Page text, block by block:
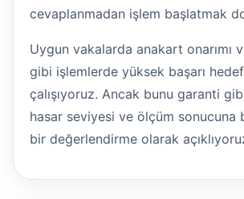
cevaplanmadan işlem başlatmak
Uygun vakalarda anakart onarımı
gibi işlemlerde yüksek başarı
çalışıyoruz. Ancak bunu garanti
hasar seviyesi ve ölçüm sonucuna
bir değerlendirme olarak